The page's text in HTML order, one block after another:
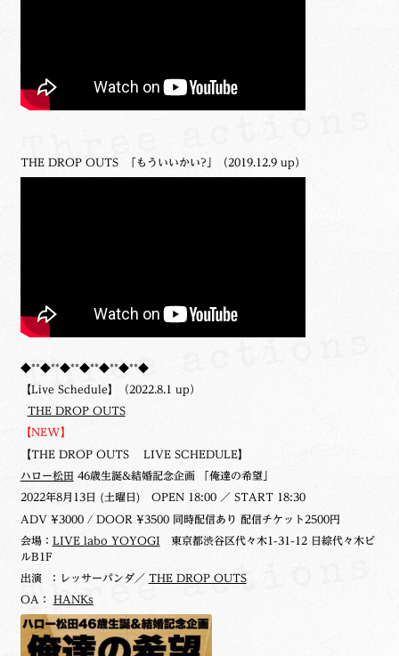
THE DROP OUTS 「もういいかい?」（2019.12.9 up）
◆**◆**◆**◆**◆**◆**◆
【Live Schedule】（2022.8.1 up）
THE DROP OUTS
【NEW】
【THE DROP OUTS LIVE SCHEDULE】
ハロー松田 46歳生誕&結婚記念企画 「俺達の希望」
2022年8月13日 (土曜日) OPEN 18:00 ／ START 18:30
ADV ¥3000 / DOOR ¥3500 同時配信あり 配信チケット2500円
会場： LIVE labo YOYOGI 東京都渋谷区代々木1-31-12 日綜代々木ビ
ルB1F
出演 ：レッサーパンダ／ THE DROP OUTS
OA： HANKs